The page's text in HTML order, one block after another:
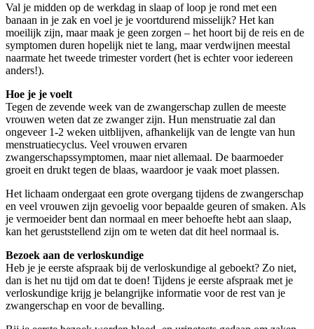
Val je midden op de werkdag in slaap of loop je rond met een
banaan in je zak en voel je je voortdurend misselijk? Het kan
moeilijk zijn, maar maak je geen zorgen – het hoort bij de reis en de
symptomen duren hopelijk niet te lang, maar verdwijnen meestal
naarmate het tweede trimester vordert (het is echter voor iedereen
anders!).
Hoe je je voelt
Tegen de zevende week van de zwangerschap zullen de meeste
vrouwen weten dat ze zwanger zijn. Hun menstruatie zal dan
ongeveer 1-2 weken uitblijven, afhankelijk van de lengte van hun
menstruatiecyclus. Veel vrouwen ervaren
zwangerschapssymptomen, maar niet allemaal. De baarmoeder
groeit en drukt tegen de blaas, waardoor je vaak moet plassen.
Het lichaam ondergaat een grote overgang tijdens de zwangerschap
en veel vrouwen zijn gevoelig voor bepaalde geuren of smaken. Als
je vermoeider bent dan normaal en meer behoefte hebt aan slaap,
kan het geruststellend zijn om te weten dat dit heel normaal is.
Bezoek aan de verloskundige
Heb je je eerste afspraak bij de verloskundige al geboekt? Zo niet,
dan is het nu tijd om dat te doen! Tijdens je eerste afspraak met je
verloskundige krijg je belangrijke informatie voor de rest van je
zwangerschap en voor de bevalling.